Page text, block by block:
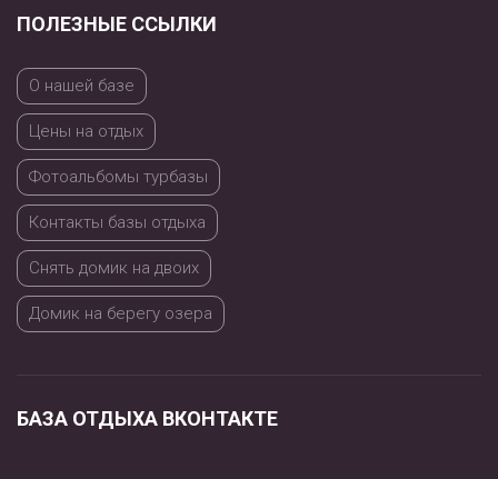
ПОЛЕЗНЫЕ ССЫЛКИ
О нашей базе
Цены на отдых
Фотоальбомы турбазы
Контакты базы отдыха
Снять домик на двоих
Домик на берегу озера
БАЗА ОТДЫХА ВКОНТАКТЕ